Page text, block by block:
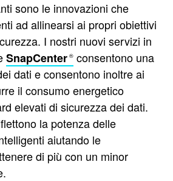
sono le innovazioni che
ad allinearsi ai propri obiettivi
I nostri nuovi servizi in
SnapCenter ® consentono una
dati e consentono inoltre ai
il consumo energetico
elevati di sicurezza dei dati.
la potenza delle
aiutando le
di più con un minor